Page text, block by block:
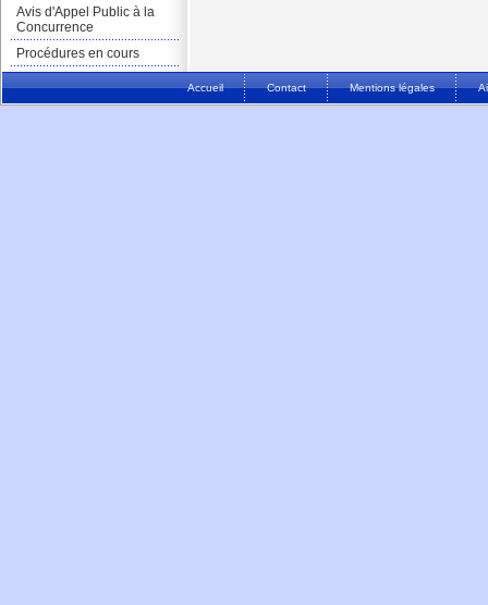
Avis d'Appel Public à la
Concurrence
Procédures en cours
Accueil Contact Mentions légales